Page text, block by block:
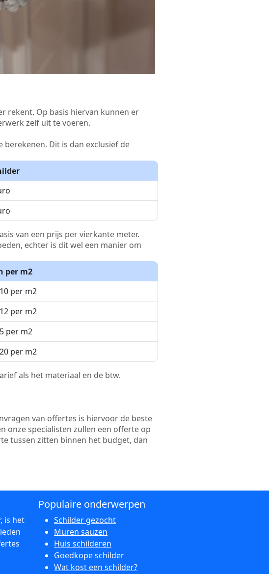
rekent. Op basis hiervan kunnen er
zelf uit te voeren.
Dit is dan exclusief de
van een prijs per vierkante meter.
echter is dit wel een manier om
per m2
per m2
per m2
per m2
per m2
als het materiaal en de btw.
van offertes is hiervoor de beste
onze specialisten zullen een offerte op
tussen zitten binnen het budget, dan
is het
Populaire onderwerpen
Schilder gezocht
Muren sauzen
Huis schilderen
Goedkope schilder
Wat kost een schilder?